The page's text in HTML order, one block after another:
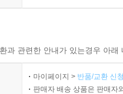
과 관련한 안내가 있는경우 아
마이페이지 > 반품/교환 신
판매자 배송 상품은 판매자